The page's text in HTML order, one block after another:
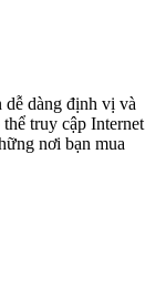
dàng định vị và
truy cập Internet
nơi bạn mua